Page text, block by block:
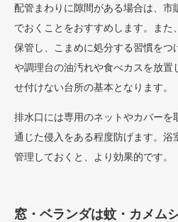
配管まわりに隙間がある場合は、市
でおくことをおすすめします。また
保管し、こまめに処分する習慣をつ
や調理台の油汚れや食べカスを放置
せ付けない台所の基本となります。
排水口には専用のネットやカバーを
通じた侵入をある程度防げます。浴
管理しておくと、より効果的です。
窓・ベランダは蚊・カメム